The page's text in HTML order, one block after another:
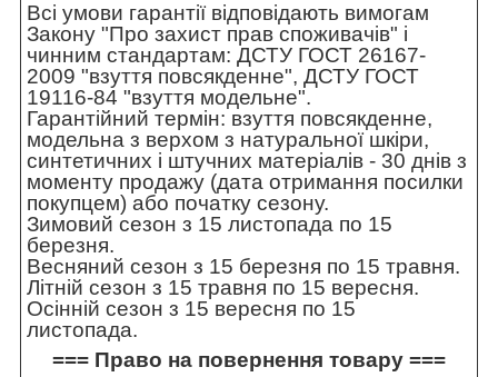
Всі умови гарантії відповідають вимогам
Закону "Про захист прав споживачів" і
чинним стандартам: ДСТУ ГОСТ 26167-
2009 "взуття повсякденне", ДСТУ ГОСТ
19116-84 "взуття модельне".
Гарантійний термін: взуття повсякденне,
модельна з верхом з натуральної шкіри,
синтетичних і штучних матеріалів - 30 днів з
моменту продажу (дата отримання посилки
покупцем) або початку сезону.
Зимовий сезон з 15 листопада по 15
березня.
Весняний сезон з 15 березня по 15 травня.
Літній сезон з 15 травня по 15 вересня.
Осінній сезон з 15 вересня по 15
листопада.
=== Право на повернення товару ===